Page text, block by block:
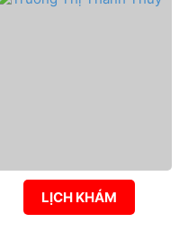
LỊCH KHÁM